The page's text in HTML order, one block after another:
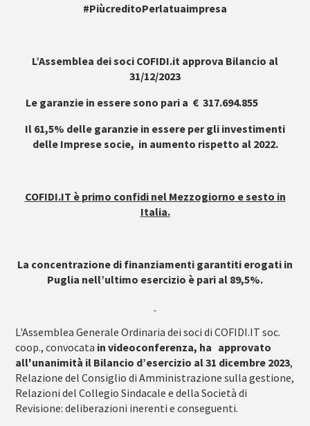
#PiùcreditoPerlatuaimpresa
L’Assemblea dei soci COFIDI.it approva Bilancio al
31/12/2023
Le garanzie in essere sono pari a € 317.694.855
Il 61,5% delle garanzie in essere per gli investimenti
delle Imprese socie, in aumento rispetto al 2022.
COFIDI.IT è primo confidi nel Mezzogiorno e sesto in
Italia.
La concentrazione di finanziamenti garantiti erogati in
Puglia nell’ultimo esercizio è pari al 89,5%.
L'Assemblea Generale Ordinaria dei soci di COFIDI.IT soc.
coop., convocata in videoconferenza, ha approvato
all'unanimità il Bilancio d’esercizio al 31 dicembre 2023,
Relazione del Consiglio di Amministrazione sulla gestione,
Relazioni del Collegio Sindacale e della Società di
Revisione: deliberazioni inerenti e conseguenti.